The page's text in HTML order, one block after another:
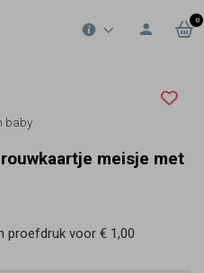
0
baby
meisje met
proefdruk voor € 1,00